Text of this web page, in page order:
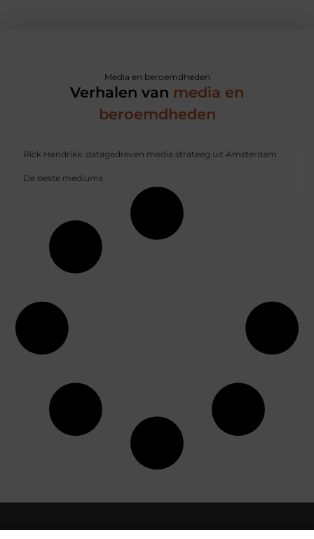
Media en beroemdheden
Verhalen van media en
beroemdheden
Rick Hendriks: datagedreven media strateeg uit Amsterdam
De beste mediums